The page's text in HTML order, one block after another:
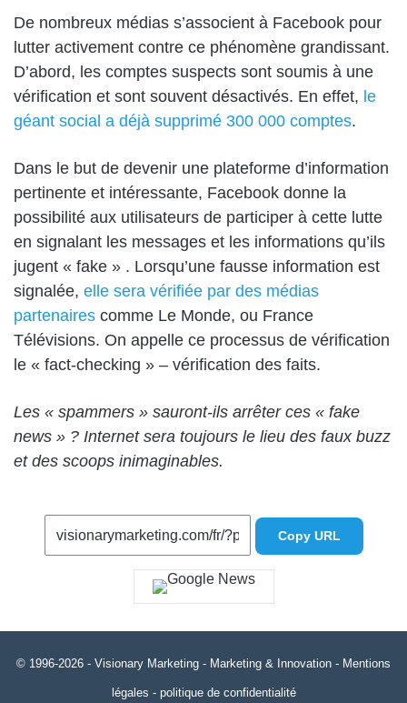
De nombreux médias s’associent à Facebook pour
lutter activement contre ce phénomène grandissant.
D’abord, les comptes suspects sont soumis à une
vérification et sont souvent désactivés. En effet, le
géant social a déjà supprimé 300 000 comptes.
Dans le but de devenir une plateforme d’information
pertinente et intéressante, Facebook donne la
possibilité aux utilisateurs de participer à cette lutte
en signalant les messages et les informations qu’ils
jugent « fake » . Lorsqu’une fausse information est
signalée, elle sera vérifiée par des médias
partenaires comme Le Monde, ou France
Télévisions. On appelle ce processus de vérification
le « fact-checking » – vérification des faits.
Les « spammers » sauront-ils arrêter ces « fake
news » ? Internet sera toujours le lieu des faux buzz
et des scoops inimaginables.
Copy URL
© 1996-2026 - Visionary Marketing - Marketing & Innovation - Mentions
légales - politique de confidentialité